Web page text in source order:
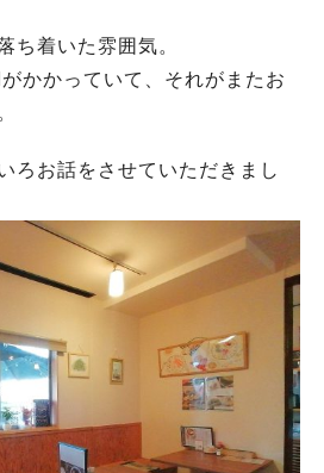
ち着いた雰囲気。
かかっていて、それがまたお
ろお話をさせていただきまし